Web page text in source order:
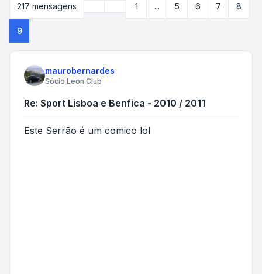
217 mensagens
Página9de
Anterior
1 ... 5 6 7 8
9
maurobernardes
Sócio Leon Club
Re: Sport Lisboa e Benfica - 2010 / 2011
Este Serrão é um comico lol